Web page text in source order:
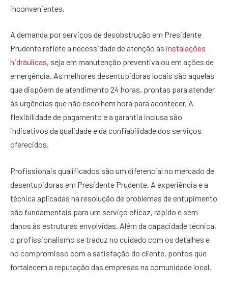
inconvenientes.
A demanda por serviços de desobstrução em Presidente
Prudente reflete a necessidade de atenção às instalações
hidráulicas, seja em manutenção preventiva ou em ações de
emergência. As melhores desentupidoras locais são aquelas
que dispõem de atendimento 24 horas, prontas para atender
às urgências que não escolhem hora para acontecer. A
flexibilidade de pagamento e a garantia inclusa são
indicativos da qualidade e da confiabilidade dos serviços
oferecidos.
Profissionais qualificados são um diferencial no mercado de
desentupidoras em Presidente Prudente. A experiência e a
técnica aplicadas na resolução de problemas de entupimento
são fundamentais para um serviço eficaz, rápido e sem
danos às estruturas envolvidas. Além da capacidade técnica,
o profissionalismo se traduz no cuidado com os detalhes e
no compromisso com a satisfação do cliente, pontos que
fortalecem a reputação das empresas na comunidade local.